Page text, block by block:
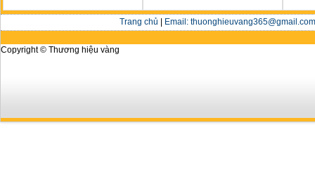
Trang chủ Email:
Copyright © Thương hiệu vàng